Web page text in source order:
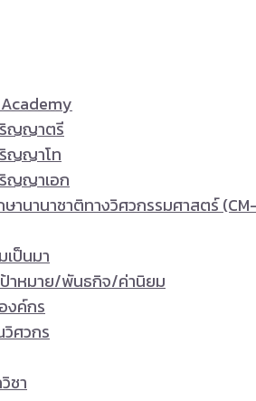
ญญาตรี
ญญาโท
ญญาเอก
านานาชาติทางวิศวกรรมศาสตร์
เป็นมา
าหมาย/พันธกิจ/ค่านิยม
งค์กร
ศวกร
ชา